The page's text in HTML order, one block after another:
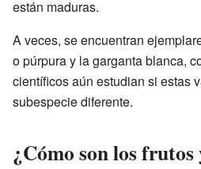
están maduras.
A veces, se encuentran
o púrpura y la garganta blanca,
científicos aún estudian si estas
subespecie diferente.
¿Cómo son los